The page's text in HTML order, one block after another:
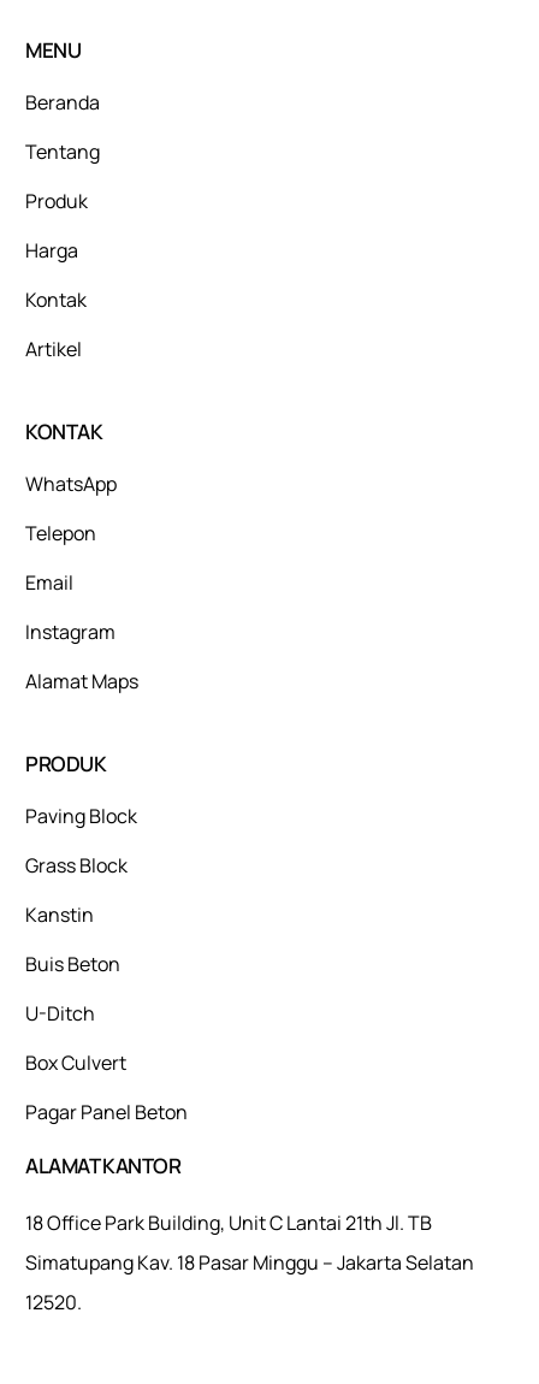
MENU
Beranda
Tentang
Produk
Harga
Kontak
Artikel
KONTAK
WhatsApp
Telepon
Email
Instagram
Alamat Maps
PRODUK
Paving Block
Grass Block
Kanstin
Buis Beton
U-Ditch
Box Culvert
Pagar Panel Beton
ALAMAT KANTOR
18 Office Park Building, Unit C Lantai 21th Jl. TB
Simatupang Kav. 18 Pasar Minggu – Jakarta Selatan
12520.